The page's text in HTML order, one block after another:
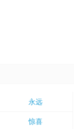
永远
惊喜